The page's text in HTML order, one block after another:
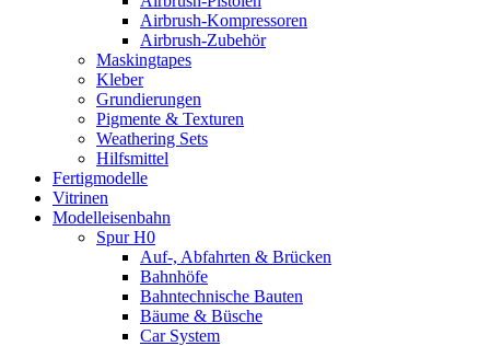
Airbrush-Kompressoren
Airbrush-Zubehör
Maskingtapes
Kleber
Grundierungen
Pigmente & Texturen
Weathering Sets
Hilfsmittel
Fertigmodelle
Vitrinen
Modelleisenbahn
Spur H0
Auf-, Abfahrten & Brücken
Bahnhöfe
Bahntechnische Bauten
Bäume & Büsche
Car System